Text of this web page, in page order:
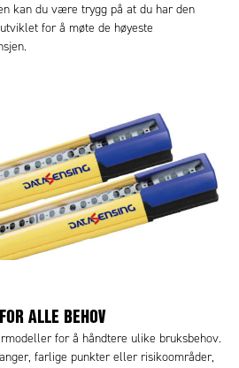
kan du være trygg på at du har den
for å møte de høyeste
ALLE BEHOV
for å håndtere ulike bruksbehov.
farlige punkter eller risikoområder,